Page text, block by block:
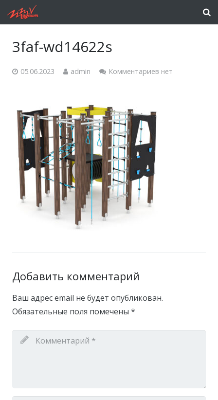
3faf-wd14622s
05.06.2023 admin Комментариев нет
Добавить комментарий
Ваш адрес email не будет опубликован.
Обязательные поля помечены *